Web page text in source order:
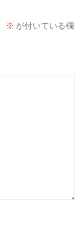
※ が付いている欄